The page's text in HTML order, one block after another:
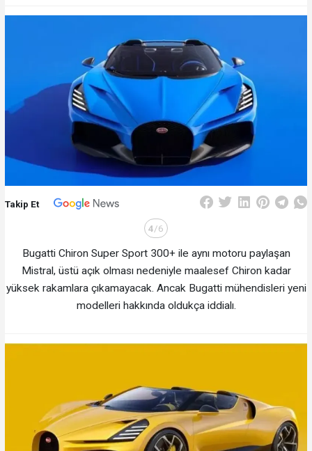
Takip Et
4/6
Bugatti Chiron Super Sport 300+ ile aynı motoru paylaşan
Mistral, üstü açık olması nedeniyle maalesef Chiron kadar
yüksek rakamlara çıkamayacak. Ancak Bugatti mühendisleri yeni
modelleri hakkında oldukça iddialı.